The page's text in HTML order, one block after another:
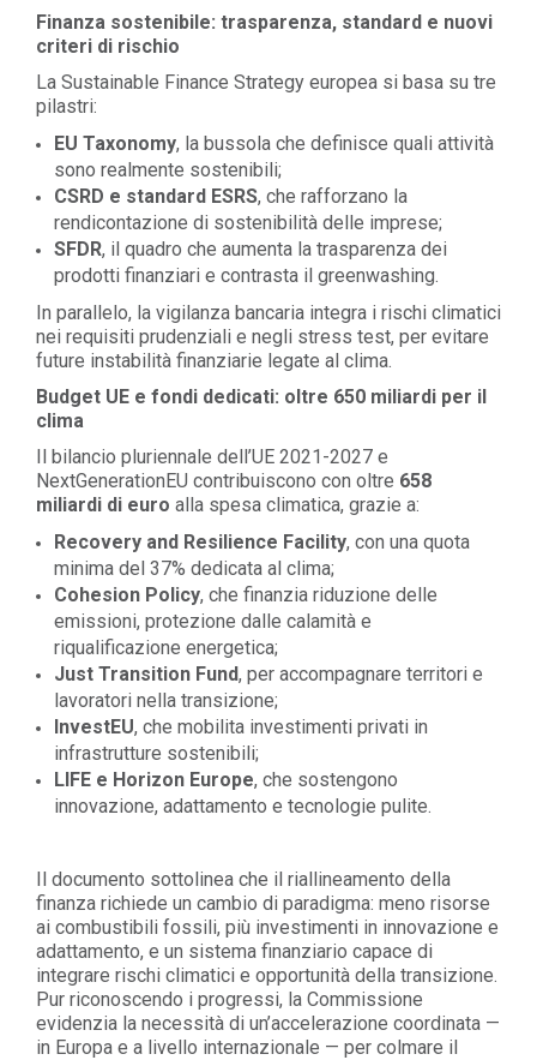
Finanza sostenibile: trasparenza, standard e nuovi
criteri di rischio
La Sustainable Finance Strategy europea si basa su tre
pilastri:
EU Taxonomy, la bussola che definisce quali attività
sono realmente sostenibili;
CSRD e standard ESRS, che rafforzano la
rendicontazione di sostenibilità delle imprese;
SFDR, il quadro che aumenta la trasparenza dei
prodotti finanziari e contrasta il greenwashing.
In parallelo, la vigilanza bancaria integra i rischi climatici
nei requisiti prudenziali e negli stress test, per evitare
future instabilità finanziarie legate al clima.
Budget UE e fondi dedicati: oltre 650 miliardi per il
clima
Il bilancio pluriennale dell’UE 2021-2027 e
NextGenerationEU contribuiscono con oltre 658
miliardi di euro alla spesa climatica, grazie a:
Recovery and Resilience Facility, con una quota
minima del 37% dedicata al clima;
Cohesion Policy, che finanzia riduzione delle
emissioni, protezione dalle calamità e
riqualificazione energetica;
Just Transition Fund, per accompagnare territori e
lavoratori nella transizione;
InvestEU, che mobilita investimenti privati in
infrastrutture sostenibili;
LIFE e Horizon Europe, che sostengono
innovazione, adattamento e tecnologie pulite.
Il documento sottolinea che il riallineamento della
finanza richiede un cambio di paradigma: meno risorse
ai combustibili fossili, più investimenti in innovazione e
adattamento, e un sistema finanziario capace di
integrare rischi climatici e opportunità della transizione.
Pur riconoscendo i progressi, la Commissione
evidenzia la necessità di un’accelerazione coordinata —
in Europa e a livello internazionale — per colmare il